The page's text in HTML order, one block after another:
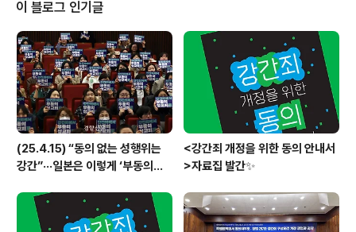
습니다. 본 의견서에서는 폭행과 협박을 구성요건으로 하고 있는 우리 형법이
피해자의 현실과 ..
이 블로그 인기글
(25.4.15) “동의 없는 성행위는
강간”···일본은 이렇게 ‘부동의성
<강간죄 개정을 위한 동의 안내서
>자료집 발간✨